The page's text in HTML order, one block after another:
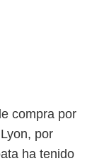
compra por
por
ha tenido